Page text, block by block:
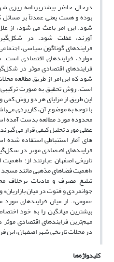
درحال حاضر بیشتربرنامه ریزی
بوده و هست یعنی عمدتاً بر مسائل
شود. این امر باعث می شود، از
آورند، غفلت شود. در
فرایندهای گوناگون سیاسی،
موارد، فرایندهای اقتصادی
فرایندهای اقتصادی موثر در
شود که این امر از طریق مطالعه
است. روش تحقیق به صورت
این طریق از مزایای هر دو روش کمی
با توجه به موضوع آن، کاربردی
محدوده مورد مطالعه بدست آمده
عقلی مورد تحلیل کیفی قرار می
های آمار استنباطی استفاده
فرایندهای اقتصادی موثر در
تاریخی اصفهان عبارتند از:
«اهمیت فضاهای مذهبی مانند مسجد و
تبلیغ مصرف و مادیات برخلاف
جوانمردی و فتوت در میان
عمومی». از میان فرایندهای مورد
بیشترین میانگین را به خود
مهم‌ترین فرایندهای اقتصادی
در محلات تاریخی شهر اصفهان، این
کلیدواژه‌ها